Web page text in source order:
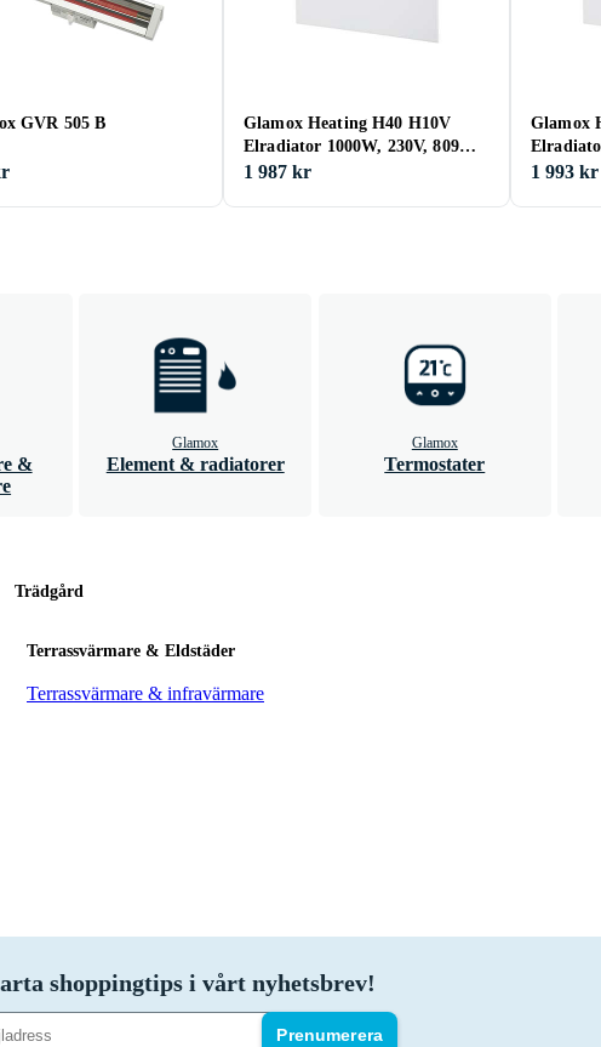
GVR 505 B
Glamox Heating H40 H10V
Elradiator 1000W, 230V, 809
mm Vit
1 987 kr
Glamox
Vit
1 993 kr
&
Glamox
Element & radiatorer
Glamox
Termostater
Trädgård
Terrassvärmare & Eldstäder
Terrassvärmare & infravärmare
shoppingtips i vårt nyhetsbrev!
Prenumerera